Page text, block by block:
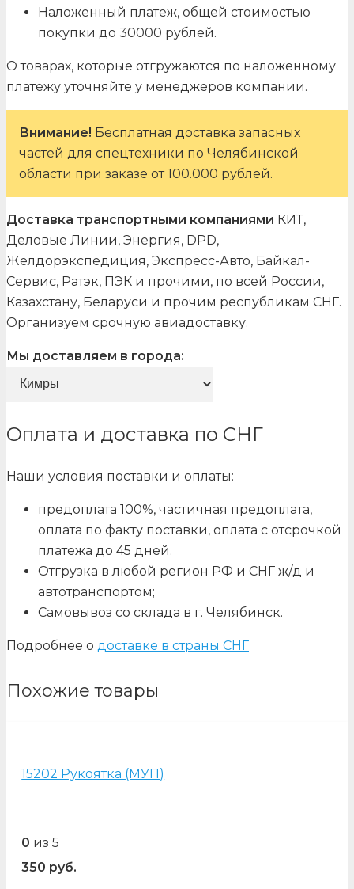
Наложенный платеж, общей стоимостью
покупки до 30000 рублей.
О товарах, которые отгружаются по наложенному
платежу уточняйте у менеджеров компании.
Внимание! Бесплатная доставка запасных
частей для спецтехники по Челябинской
области при заказе от 100.000 рублей.
Доставка транспортными компаниями КИТ,
Деловые Линии, Энергия, DPD,
Желдорэкспедиция, Экспресс-Авто, Байкал-
Сервис, Ратэк, ПЭК и прочими, по всей России,
Казахстану, Беларуси и прочим республикам СНГ.
Организуем срочную авиадоставку.
Мы доставляем в города:
Оплата и доставка по СНГ
Наши условия поставки и оплаты:
предоплата 100%, частичная предоплата,
оплата по факту поставки, оплата с отсрочкой
платежа до 45 дней.
Отгрузка в любой регион РФ и СНГ ж/д и
автотранспортом;
Самовывоз со склада в г. Челябинск.
Подробнее о доставке в страны СНГ
Похожие товары
15202 Рукоятка (МУП)
0 из 5
350 руб.